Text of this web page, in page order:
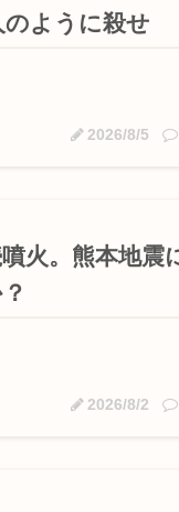
ように殺せ
2026/8/5
火。熊本地震
2026/8/2